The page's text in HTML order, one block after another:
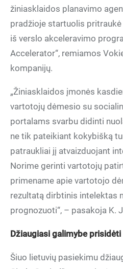
žiniasklaidos planavimo
pradžioje startuolis
iš verslo akceleravimo
Accelerator“, remiamos
kompanijų.
„Žiniasklaidos įmonės
vartotojų dėmesio su
portalams svarbu didinti
ne tik pateikiant kokybišką
patraukliai jį atvaizduojant
Norime gerinti vartotojų
primename apie vartotojo
rezultatą dirbtinis intelektas
prognozuoti“, – pasakoja K.
Džiaugiasi galimybe
Šiuo lietuvių pasiekimu